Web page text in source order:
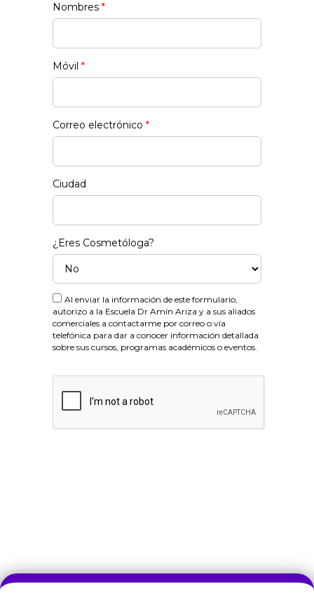
Nombres *
Móvil *
Correo electrónico *
Ciudad
¿Eres Cosmetóloga?
Al enviar la información de este formulario,
autorizo a la Escuela Dr Amín Ariza y a sus aliados
comerciales a contactarme por correo o vía
telefónica para dar a conocer información detallada
sobre sus cursos, programas académicos o eventos.